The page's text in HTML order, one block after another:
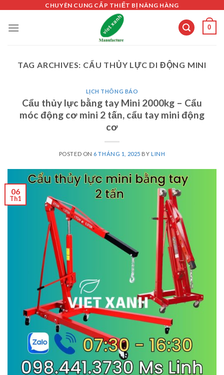
content
CHUYÊN CUNG CẤP THIẾT BỊ NÂNG HÀNG
0
TAG ARCHIVES: CẨU THỦY LỰC DI ĐỘNG MINI
LỊCH THÔNG BÁO
Cẩu thủy lực bằng tay Mini 2000kg – Cẩu
móc động cơ mini 2 tấn, cẩu tay mini động
cơ
POSTED ON 6 THÁNG 1, 2025 BY LINH
06
Th1